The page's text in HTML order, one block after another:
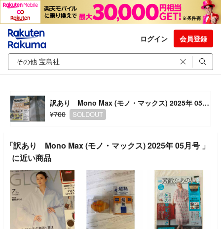
ログイン 会員登録
訳あり Mono Max (モノ・マックス) 2025年 05月号
¥700
SOLDOUT
「訳あり Mono Max (モノ・マックス) 2025年 05月号 」
に近い商品